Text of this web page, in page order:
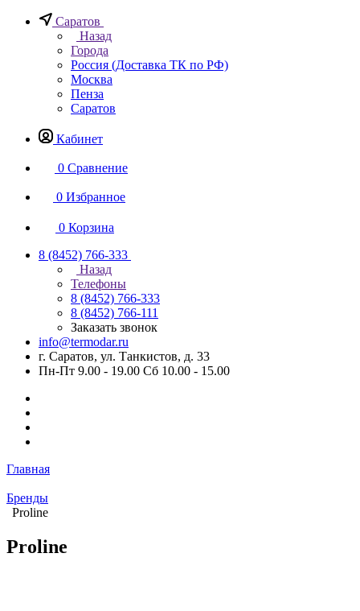
Саратов
Назад
Города
Россия (Доставка ТК по РФ)
Москва
Пенза
Саратов
Кабинет
0 Сравнение
0 Избранное
0 Корзина
8 (8452) 766-333
Назад
Телефоны
8 (8452) 766-333
8 (8452) 766-111
Заказать звонок
info@termodar.ru
г. Саратов, ул. Танкистов, д. 33
Пн-Пт 9.00 - 19.00 Сб 10.00 - 15.00
Главная
Бренды
Proline
Proline